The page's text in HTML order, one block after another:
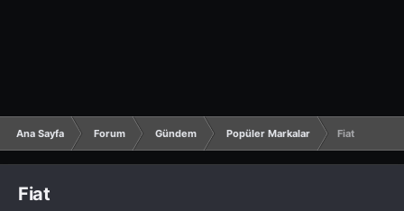
Ana Sayfa Forum Gündem Popüler Markalar Fiat
Fiat